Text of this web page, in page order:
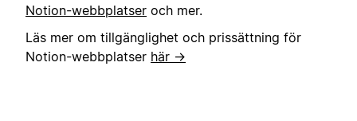
Notion-webbplatser och mer.
Läs mer om tillgänglighet och prissättning för
Notion-webbplatser här →